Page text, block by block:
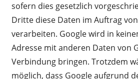
sofern dies gesetzlich
Dritte diese Daten im Auftrag
verarbeiten. Google wird in
Adresse mit anderen Daten von
Verbindung bringen. Trotzdem
möglich, dass Google aufgrund